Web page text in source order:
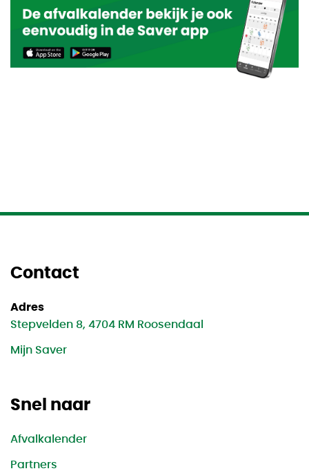
Contact
Adres
Stepvelden 8, 4704 RM Roosendaal
Mijn Saver
Snel naar
Afvalkalender
Partners